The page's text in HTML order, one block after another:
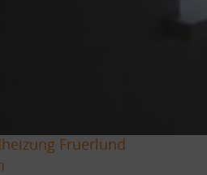
Fruerlund